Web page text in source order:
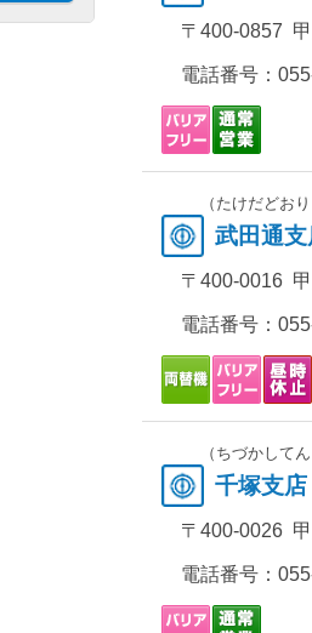
〒400-0857
電話番号：
（たけだどおり
武田通支
〒400-0016
電話番号：
（ちづかしてん
千塚支店
〒400-0026
電話番号：